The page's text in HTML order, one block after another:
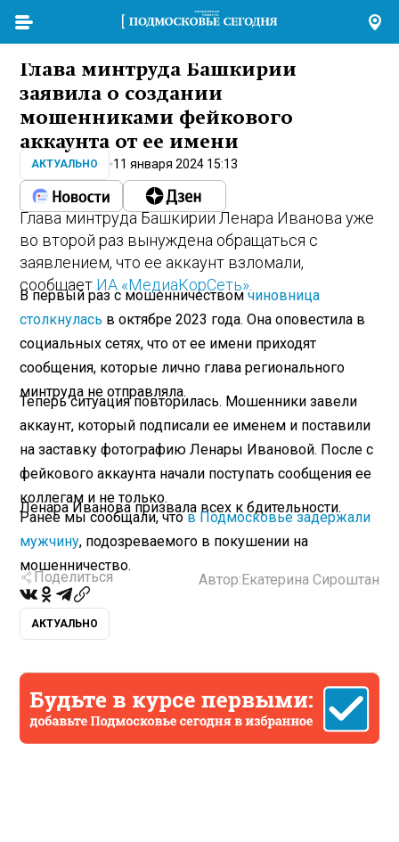
Глава минтруда Башкирии
заявила о создании
мошенниками фейкового
аккаунта от ее имени
АКТУАЛЬНО 11 января 2024 15:13
Глава минтруда Башкирии Ленара Иванова уже
во второй раз вынуждена обращаться с
заявлением, что ее аккаунт взломали,
сообщает ИА «МедиаКорСеть»
В первый раз с мошенничествомчиновница
столкнулась в октябре 2023 года. Она оповестила в
социальных сетях, что от ее имени приходят
сообщения, которые лично глава регионального
минтруда не отправляла.
Теперь ситуация повторилась. Мошенники завели
аккаунт, который подписали ее именем и поставили
на заставку фотографию Ленары Ивановой. После с
фейкового аккаунта начали поступать сообщения ее
коллегам и не только.
Ленара Иванова призвала всех к бдительности.
Ранее мы сообщали, чтов Подмосковье задержали
мужчину, подозреваемого в покушении на
мошенничество.
Поделиться Автор: Екатерина Сироштан
АКТУАЛЬНО